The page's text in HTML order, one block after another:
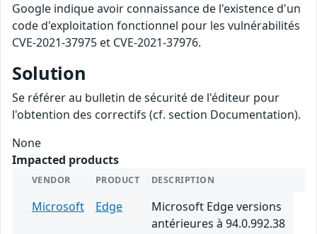
Google indique avoir connaissance de l'existence d'un
code d'exploitation fonctionnel pour les vulnérabilités
CVE-2021-37975 et CVE-2021-37976.
Solution
Se référer au bulletin de sécurité de l'éditeur pour
l'obtention des correctifs (cf. section Documentation).
None
Impacted products
VENDOR PRODUCT DESCRIPTION
Microsoft Edge
Microsoft Edge versions
antérieures à 94.0.992.38